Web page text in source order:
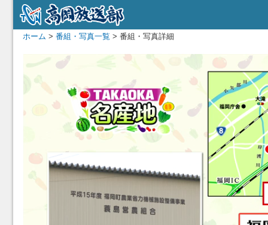
ホーム > 番組・写真一覧 > 番組・写真詳細